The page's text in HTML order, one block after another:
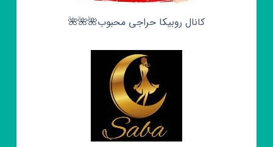
کانال روبیکا حراجی محبوب🌺🌺🌺